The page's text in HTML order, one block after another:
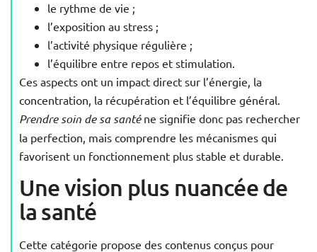
le rythme de vie ;
l’exposition au stress ;
l’activité physique régulière ;
l’équilibre entre repos et stimulation.
Ces aspects ont un impact direct sur l’énergie, la
concentration, la récupération et l’équilibre général.
Prendre soin de sa santéne signifie donc pas rechercher
la perfection, mais comprendre les mécanismes qui
favorisent un fonctionnement plus stable et durable.
Une vision plus nuancée de
la santé
Cette catégorie propose des contenus conçus pour